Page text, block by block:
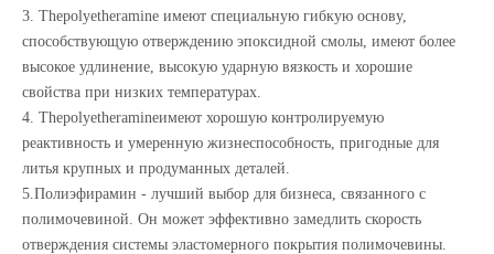
3. Thepolyetheramine имеют специальную гибкую основу,
способствующую отверждению эпоксидной смолы, имеют более
высокое удлинение, высокую ударную вязкость и хорошие
свойства при низких температурах.
4. Thepolyetheramineимеют хорошую контролируемую
реактивность и умеренную жизнеспособность, пригодные для
литья крупных и продуманных деталей.
5.Полиэфирамин - лучший выбор для бизнеса, связанного с
полимочевиной. Он может эффективно замедлить скорость
отверждения системы эластомерного покрытия полимочевины.